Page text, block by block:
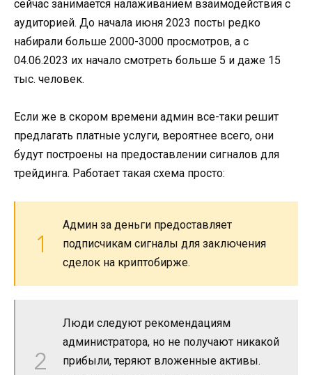
сейчас занимается налаживанием взаимодействия с
аудиторией. До начала июня 2023 посты редко
набирали больше 2000-3000 просмотров, а с
04.06.2023 их начало смотреть больше 5 и даже 15
тыс. человек.
Если же в скором времени админ все-таки решит
предлагать платные услуги, вероятнее всего, они
будут построены на предоставлении сигналов для
трейдинга. Работает такая схема просто:
Админ за деньги предоставляет
подписчикам сигналы для заключения
сделок на криптобирже.
Люди следуют рекомендациям
администратора, но не получают никакой
прибыли, теряют вложенные активы.